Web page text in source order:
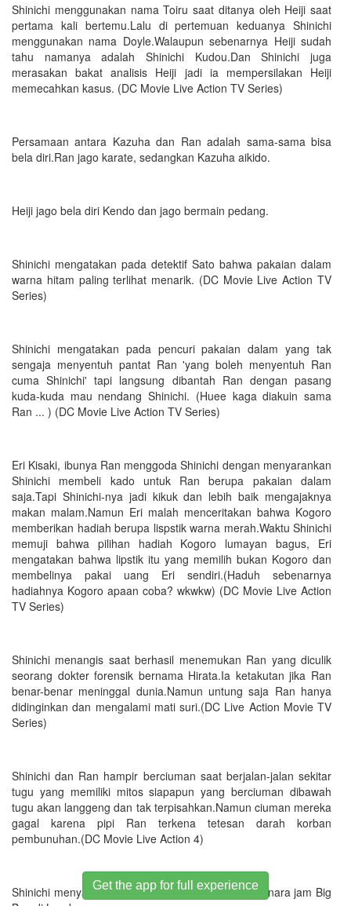
Get the app for full experience
Shinichi menggunakan nama Toiru saat ditanya oleh Heiji saat
pertama kali bertemu.Lalu di pertemuan keduanya Shinichi
menggunakan nama Doyle.Walaupun sebenarnya Heiji sudah
tahu namanya adalah Shinichi Kudou.Dan Shinichi juga
merasakan bakat analisis Heiji jadi ia mempersilakan Heiji
memecahkan kasus. (DC Movie Live Action TV Series)
Persamaan antara Kazuha dan Ran adalah sama-sama bisa
bela diri.Ran jago karate, sedangkan Kazuha aikido.
Heiji jago bela diri Kendo dan jago bermain pedang.
Shinichi mengatakan pada detektif Sato bahwa pakaian dalam
warna hitam paling terlihat menarik. (DC Movie Live Action TV
Series)
Shinichi mengatakan pada pencuri pakaian dalam yang tak
sengaja menyentuh pantat Ran 'yang boleh menyentuh Ran
cuma Shinichi' tapi langsung dibantah Ran dengan pasang
kuda-kuda mau nendang Shinichi. (Huee kaga diakuin sama
Ran ... ) (DC Movie Live Action TV Series)
Eri Kisaki, ibunya Ran menggoda Shinichi dengan menyarankan
Shinichi membeli kado untuk Ran berupa pakaian dalam
saja.Tapi Shinichi-nya jadi kikuk dan lebih baik mengajaknya
makan malam.Namun Eri malah menceritakan bahwa Kogoro
memberikan hadiah berupa lispstik warna merah.Waktu Shinichi
memuji bahwa pilihan hadiah Kogoro lumayan bagus, Eri
mengatakan bahwa lipstik itu yang memilih bukan Kogoro dan
membelinya pakai uang Eri sendiri.(Haduh sebenarnya
hadiahnya Kogoro apaan coba? wkwkw) (DC Movie Live Action
TV Series)
Shinichi menangis saat berhasil menemukan Ran yang diculik
seorang dokter forensik bernama Hirata.Ia ketakutan jika Ran
benar-benar meninggal dunia.Namun untung saja Ran hanya
didinginkan dan mengalami mati suri.(DC Live Action Movie TV
Series)
Shinichi dan Ran hampir berciuman saat berjalan-jalan sekitar
tugu yang memiliki mitos siapapun yang berciuman dibawah
tugu akan langgeng dan tak terpisahkan.Namun ciuman mereka
gagal karena pipi Ran terkena tetesan darah korban
pembunuhan.(DC Movie Live Action 4)
Shinichi menyatakan perasaannya pada Ran di menara jam Big